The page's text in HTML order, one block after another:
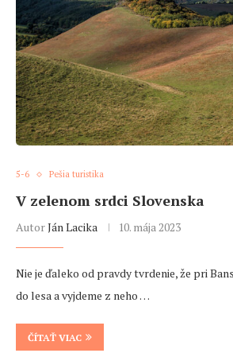
5-6 Pešia turistika
V zelenom srdci Slovenska
AutorJán Lacika 10. mája 2023
Nie je ďaleko od pravdy tvrdenie, že pri
do lesa a vyjdeme z neho …
ČÍTAŤ VIAC